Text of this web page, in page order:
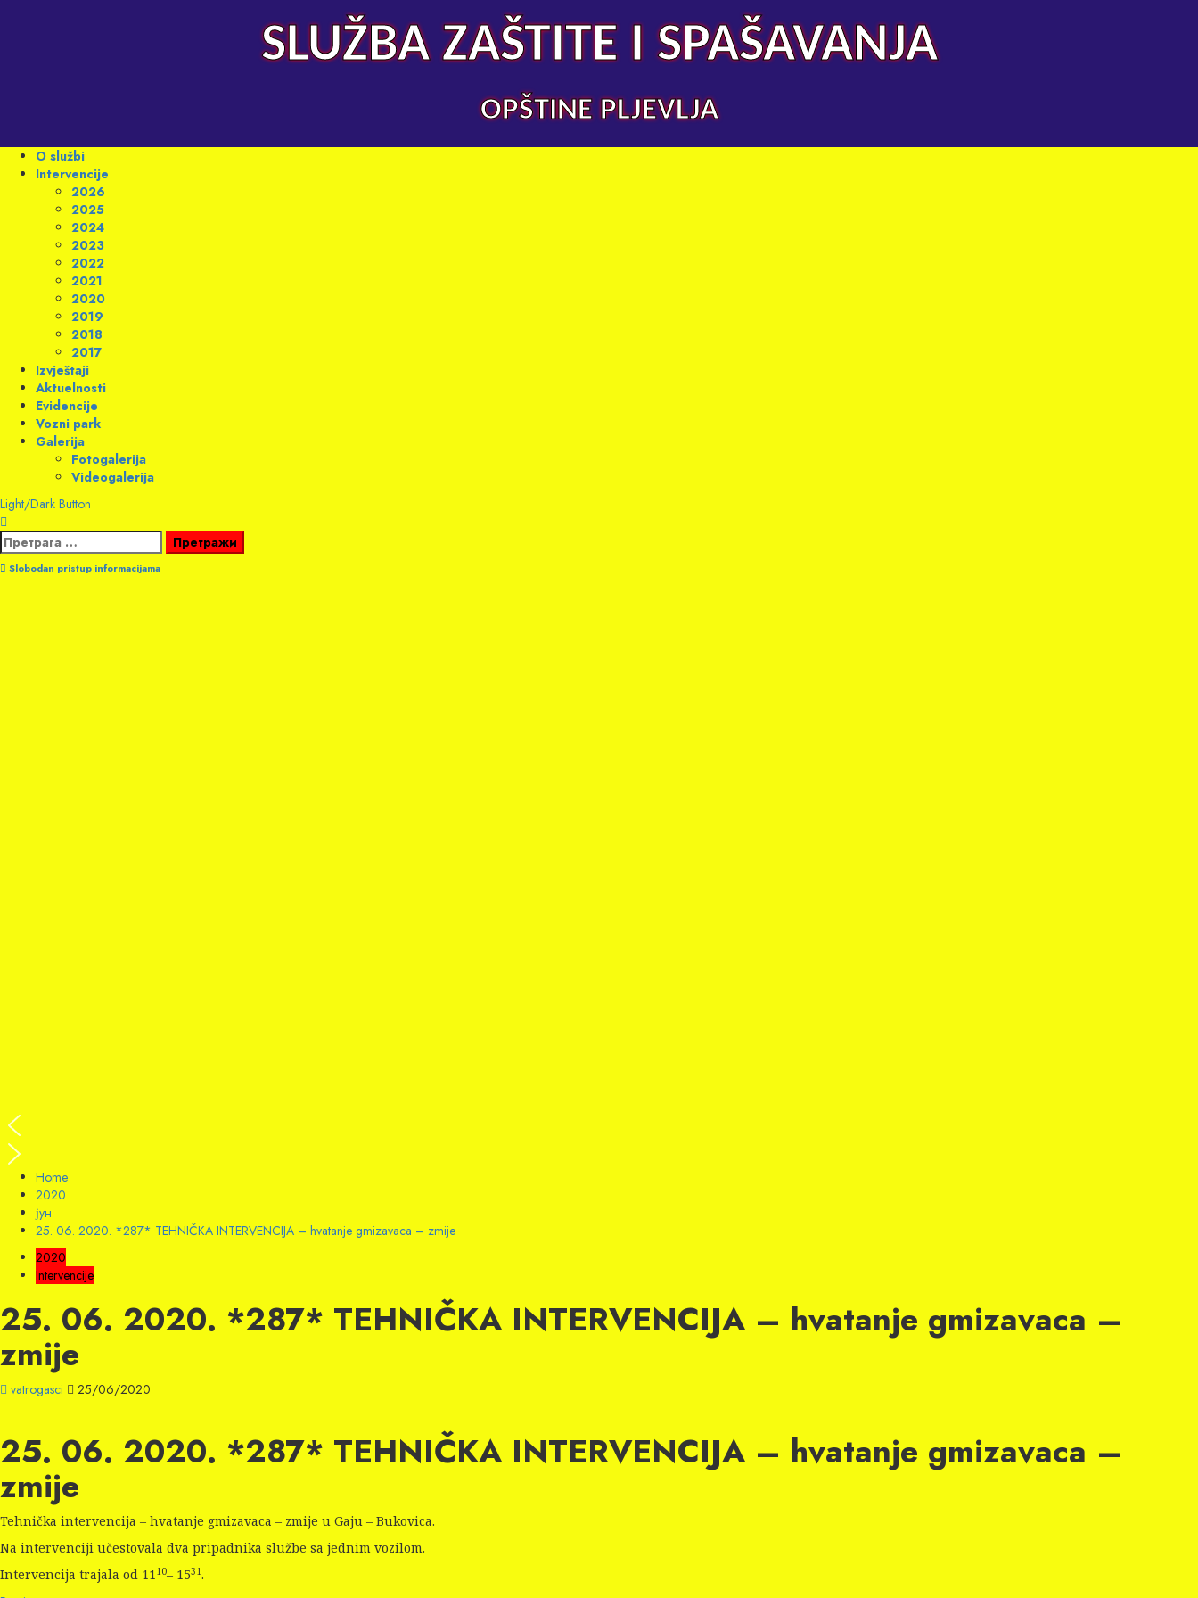
SLUŽBA ZAŠTITE I SPAŠAVANJA
OPŠTINE PLJEVLJA
Primary
Menu
O službi
Intervencije
2026
2025
2024
2023
2022
2021
2020
2019
2018
2017
Izvještaji
Aktuelnosti
Evidencije
Vozni park
Galerija
Fotogalerija
Videogalerija
Light/Dark Button
Претрага
за:
Slobodan pristup informacijama
Home
2020
јун
25. 06. 2020. *287* TEHNIČKA INTERVENCIJA – hvatanje gmizavaca – zmije
2020
Intervencije
25. 06. 2020. *287* TEHNIČKA INTERVENCIJA – hvatanje gmizavaca –
zmije
vatrogasci 25/06/2020
25. 06. 2020. *287* TEHNIČKA INTERVENCIJA – hvatanje gmizavaca –
zmije
Tehnička intervencija – hvatanje gmizavaca – zmije u Gaju – Bukovica.
Na intervenciji učestovala dva pripadnika službe sa jednim vozilom.
Intervencija trajala od 1110– 1531.